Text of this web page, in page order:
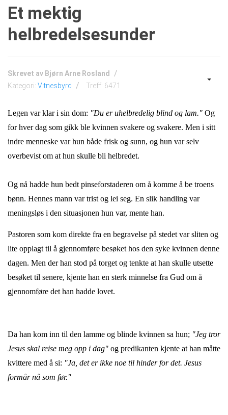
Et mektig
helbredelsesunder
Skrevet av Bjørn Arne Rosland
Kategori: Vitnesbyrd Treff: 6471
Legen var klar i sin dom: "Du er uhelbredelig blind og lam." Og
for hver dag som gikk ble kvinnen svakere og svakere. Men i sitt
indre menneske var hun både frisk og sunn, og hun var selv
overbevist om at hun skulle bli helbredet.
Og nå hadde hun bedt pinseforstaderen om å komme å be troens
bønn. Hennes mann var trist og lei seg. En slik handling var
meningsløs i den situasjonen hun var, mente han.
Pastoren som kom direkte fra en begravelse på stedet var sliten og
lite opplagt til å gjennomføre besøket hos den syke kvinnen denne
dagen. Men der han stod på torget og tenkte at han skulle utsette
besøket til senere, kjente han en sterk minnelse fra Gud om å
gjennomføre det han hadde lovet.
Da han kom inn til den lamme og blinde kvinnen sa hun; "Jeg tror
Jesus skal reise meg opp i dag" og predikanten kjente at han måtte
kvittere med å si: "Ja, det er ikke noe til hinder for det. Jesus
formår nå som før."